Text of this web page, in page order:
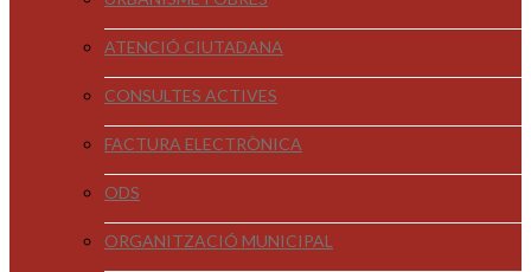
ATENCIÓ CIUTADANA
CONSULTES ACTIVES
FACTURA ELECTRÒNICA
ODS
ORGANITZACIÓ MUNICIPAL